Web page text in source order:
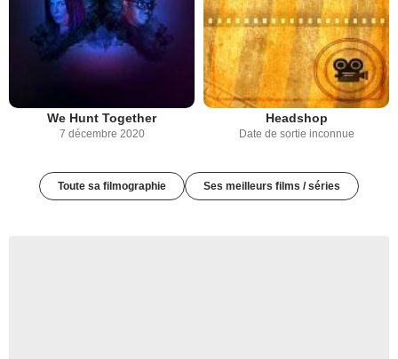
We Hunt Together
7 décembre 2020
Headshop
Date de sortie inconnue
Toute sa filmographie Ses meilleurs films / séries